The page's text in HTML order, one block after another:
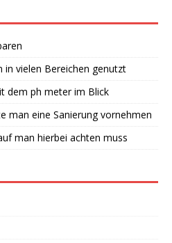
in vielen Bereichen genutzt
dem ph meter im Blick
man eine Sanierung vornehmen
man hierbei achten muss